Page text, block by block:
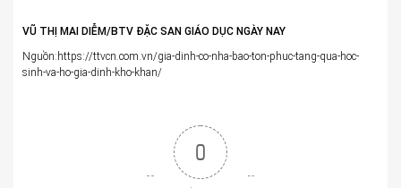
VŨ THỊ MAI DIỄM/BTV ĐẶC SAN GIÁO DỤC NGÀY NAY
Nguồn:https://ttvcn.com.vn/gia-dinh-co-nha-bao-ton-phuc-tang-qua-hoc-
sinh-va-ho-gia-dinh-kho-khan/
0